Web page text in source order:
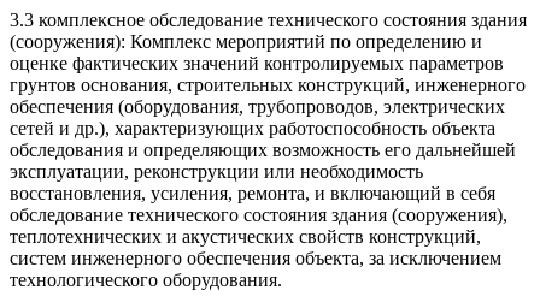
3.3 комплексное обследование технического состояния здания
(сооружения): Комплекс мероприятий по определению и
оценке фактических значений контролируемых параметров
грунтов основания, строительных конструкций, инженерного
обеспечения (оборудования, трубопроводов, электрических
сетей и др.), характеризующих работоспособность объекта
обследования и определяющих возможность его дальнейшей
эксплуатации, реконструкции или необходимость
восстановления, усиления, ремонта, и включающий в себя
обследование технического состояния здания (сооружения),
теплотехнических и акустических свойств конструкций,
систем инженерного обеспечения объекта, за исключением
технологического оборудования.